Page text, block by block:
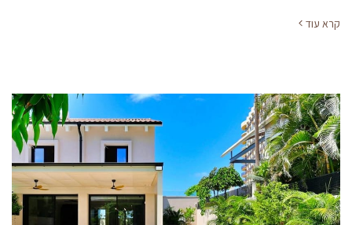
קרא עוד